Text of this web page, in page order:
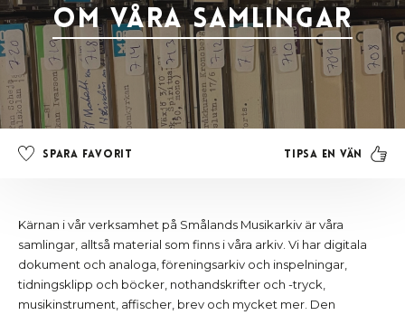
Om våra samlingar
Spara favorit Tipsa en vän
Kärnan i vår verksamhet på Smålands Musikarkiv är våra
samlingar, alltså material som finns i våra arkiv. Vi har digitala
dokument och analoga, föreningsarkiv och inspelningar,
tidningsklipp och böcker, nothandskrifter och -tryck,
musikinstrument, affischer, brev och mycket mer. Den